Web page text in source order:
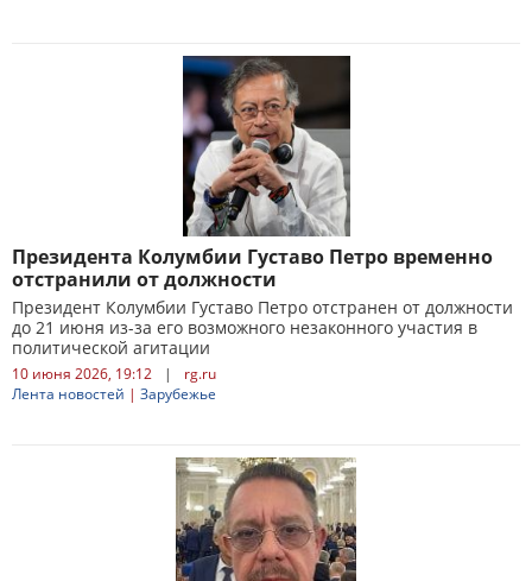
Президента Колумбии Густаво Петро временно
отстранили от должности
Президент Колумбии Густаво Петро отстранен от должности
до 21 июня из-за его возможного незаконного участия в
политической агитации
10 июня 2026, 19:12 |
rg.ru
Лента новостей | Зарубежье